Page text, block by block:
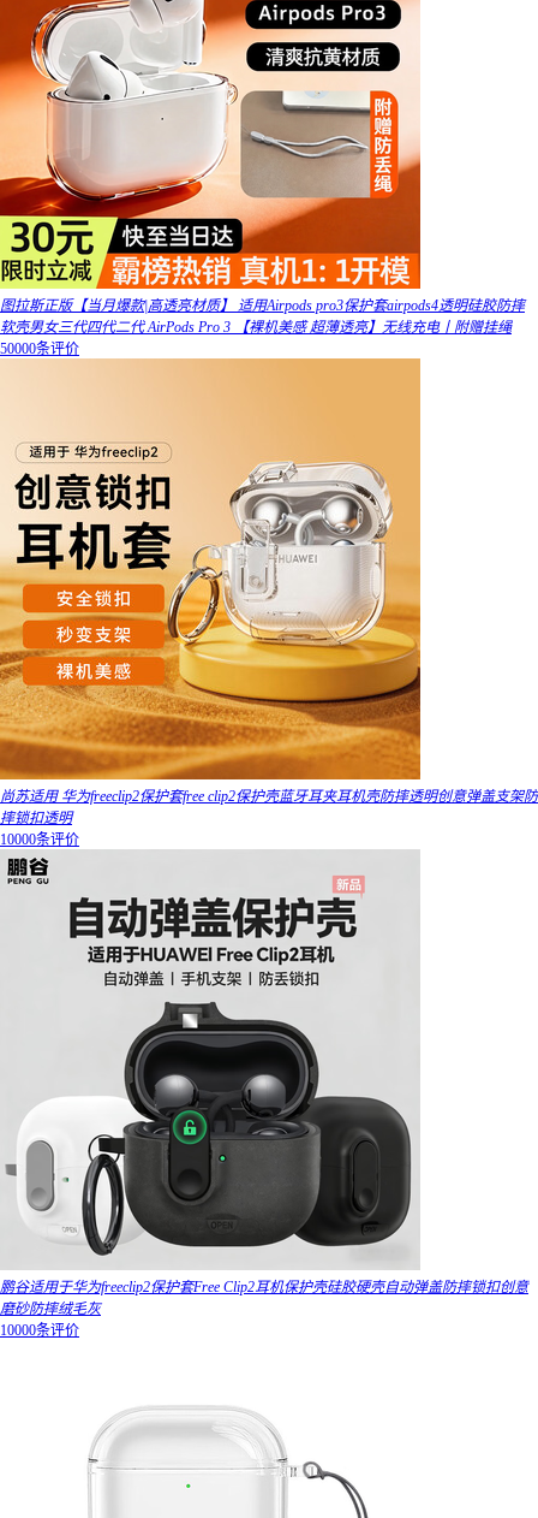
图拉斯正版【当月爆款|高透亮材质】 适用Airpods pro3保护套airpods4透明硅胶防摔
软壳男女三代四代二代 AirPods Pro 3 【裸机美感 超薄透亮】无线充电丨附赠挂绳
50000条评价
尚苏适用 华为freeclip2保护套free clip2保护壳蓝牙耳夹耳机壳防摔透明创意弹盖支架防
摔锁扣透明
10000条评价
鹏谷适用于华为freeclip2保护套Free Clip2耳机保护壳硅胶硬壳自动弹盖防摔锁扣创意
磨砂防摔绒毛灰
10000条评价